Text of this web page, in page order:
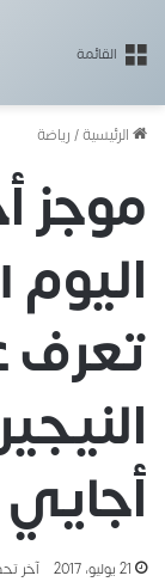
القائمة
الرئيسية/رياضة
موجز
تعرف
أجايي
21 يوليو، 2017 آخر تحديث: 21